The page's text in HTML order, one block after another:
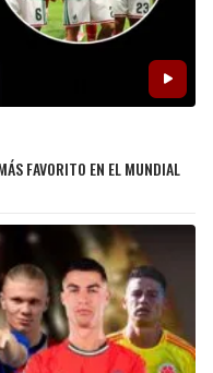
FAVORITO EN EL MUNDIAL